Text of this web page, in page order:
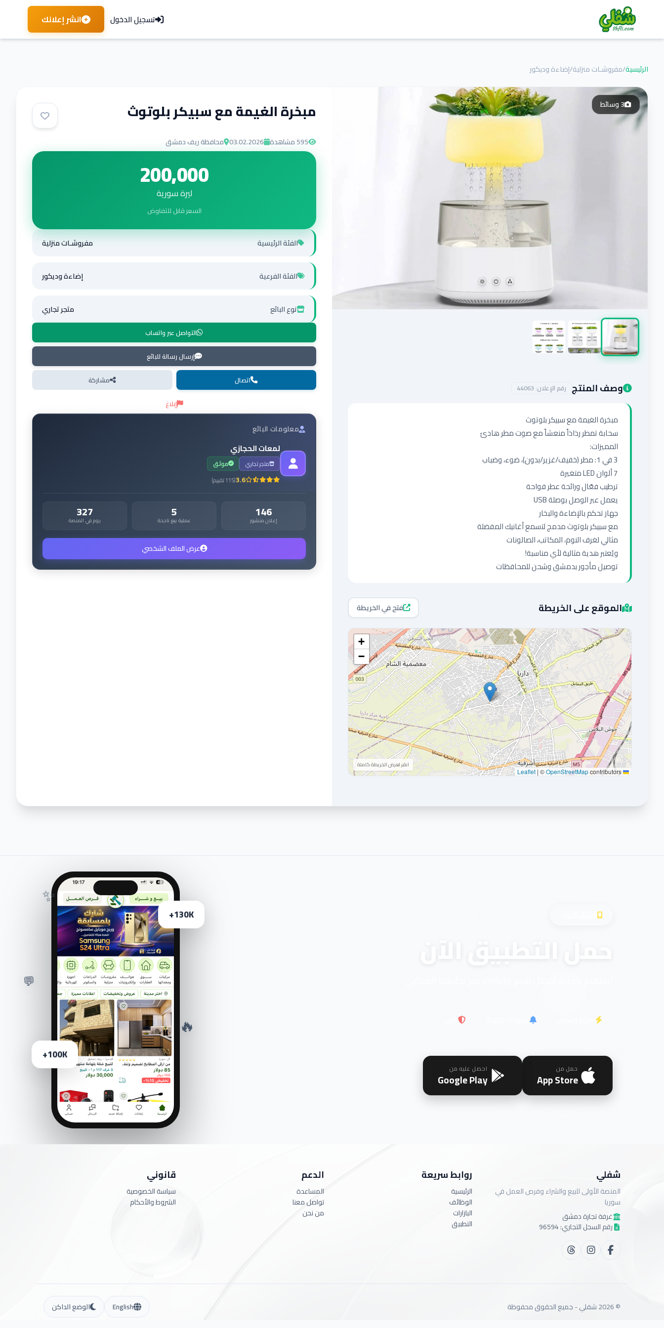
تسجيل الدخول انشر إعلانك
الرئيسية/مفروشـات منزلية/إضاءة وديكور
3وسائط
وصف المنتج رقم الإعلان: 44063
توصيل مأجور بدمشق وشحن للمحافظات
الموقع على الخريطة فتح في الخريطة
+
−
| ©OpenStreetMapcontributors
انقر لعرض الخريطة كاملة
مبخرة الغيمة مع سبيكر بلوتوث
595مشاهدة 03.02.2026 محافظة ريف دمشق
200,000
ليرة سورية
السعر قابل للتفاوض
الفئة الرئيسية مفروشـات منزلية
الفئة الفرعية إضاءة وديكور
نوع البائع متجر تجاري
التواصل عبر واتساب
إرسال رسالة للبائع
اتصال
مشاركة
إبلاغ
معلومات البائع
لمعات الحجازي
متجر تجاري موثق
3.6
(
115تقييم)
146
إعلان منشور 5
عملية بيع ناجحة 327
يوم في المنصة
عرض الملف الشخصي
حمل التطبيق الآن
حمل من
App Store
احصل عليه من
Google Play
130K+
100K+
✨
🔥
💬
شفلي
المنصة الأولى للبيع والشراء وفرص العمل في
سوريا
غرفة تجارة دمشق
رقم السجل التجاري: 96594
روابط سريعة
الرئيسية
الوظائف
البازارات
التطبيق
الدعم
المساعدة
تواصل معنا
من نحن
قانوني
سياسة الخصوصية
الشروط والأحكام
©
2026شفلي -جميع الحقوق محفوظة English الوضع الداكن